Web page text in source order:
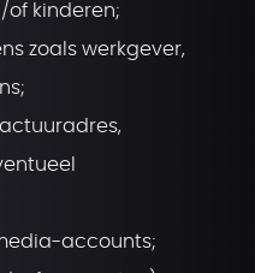
of kinderen;
zoals werkgever,
accounts;